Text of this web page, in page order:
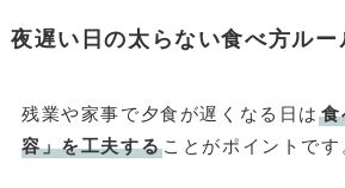
夜遅い日の太らない食べ方ルー
残業や家事で夕食が遅くなる日は食
容」を工夫する ことがポイントです